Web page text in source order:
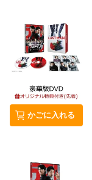
かごに入れる